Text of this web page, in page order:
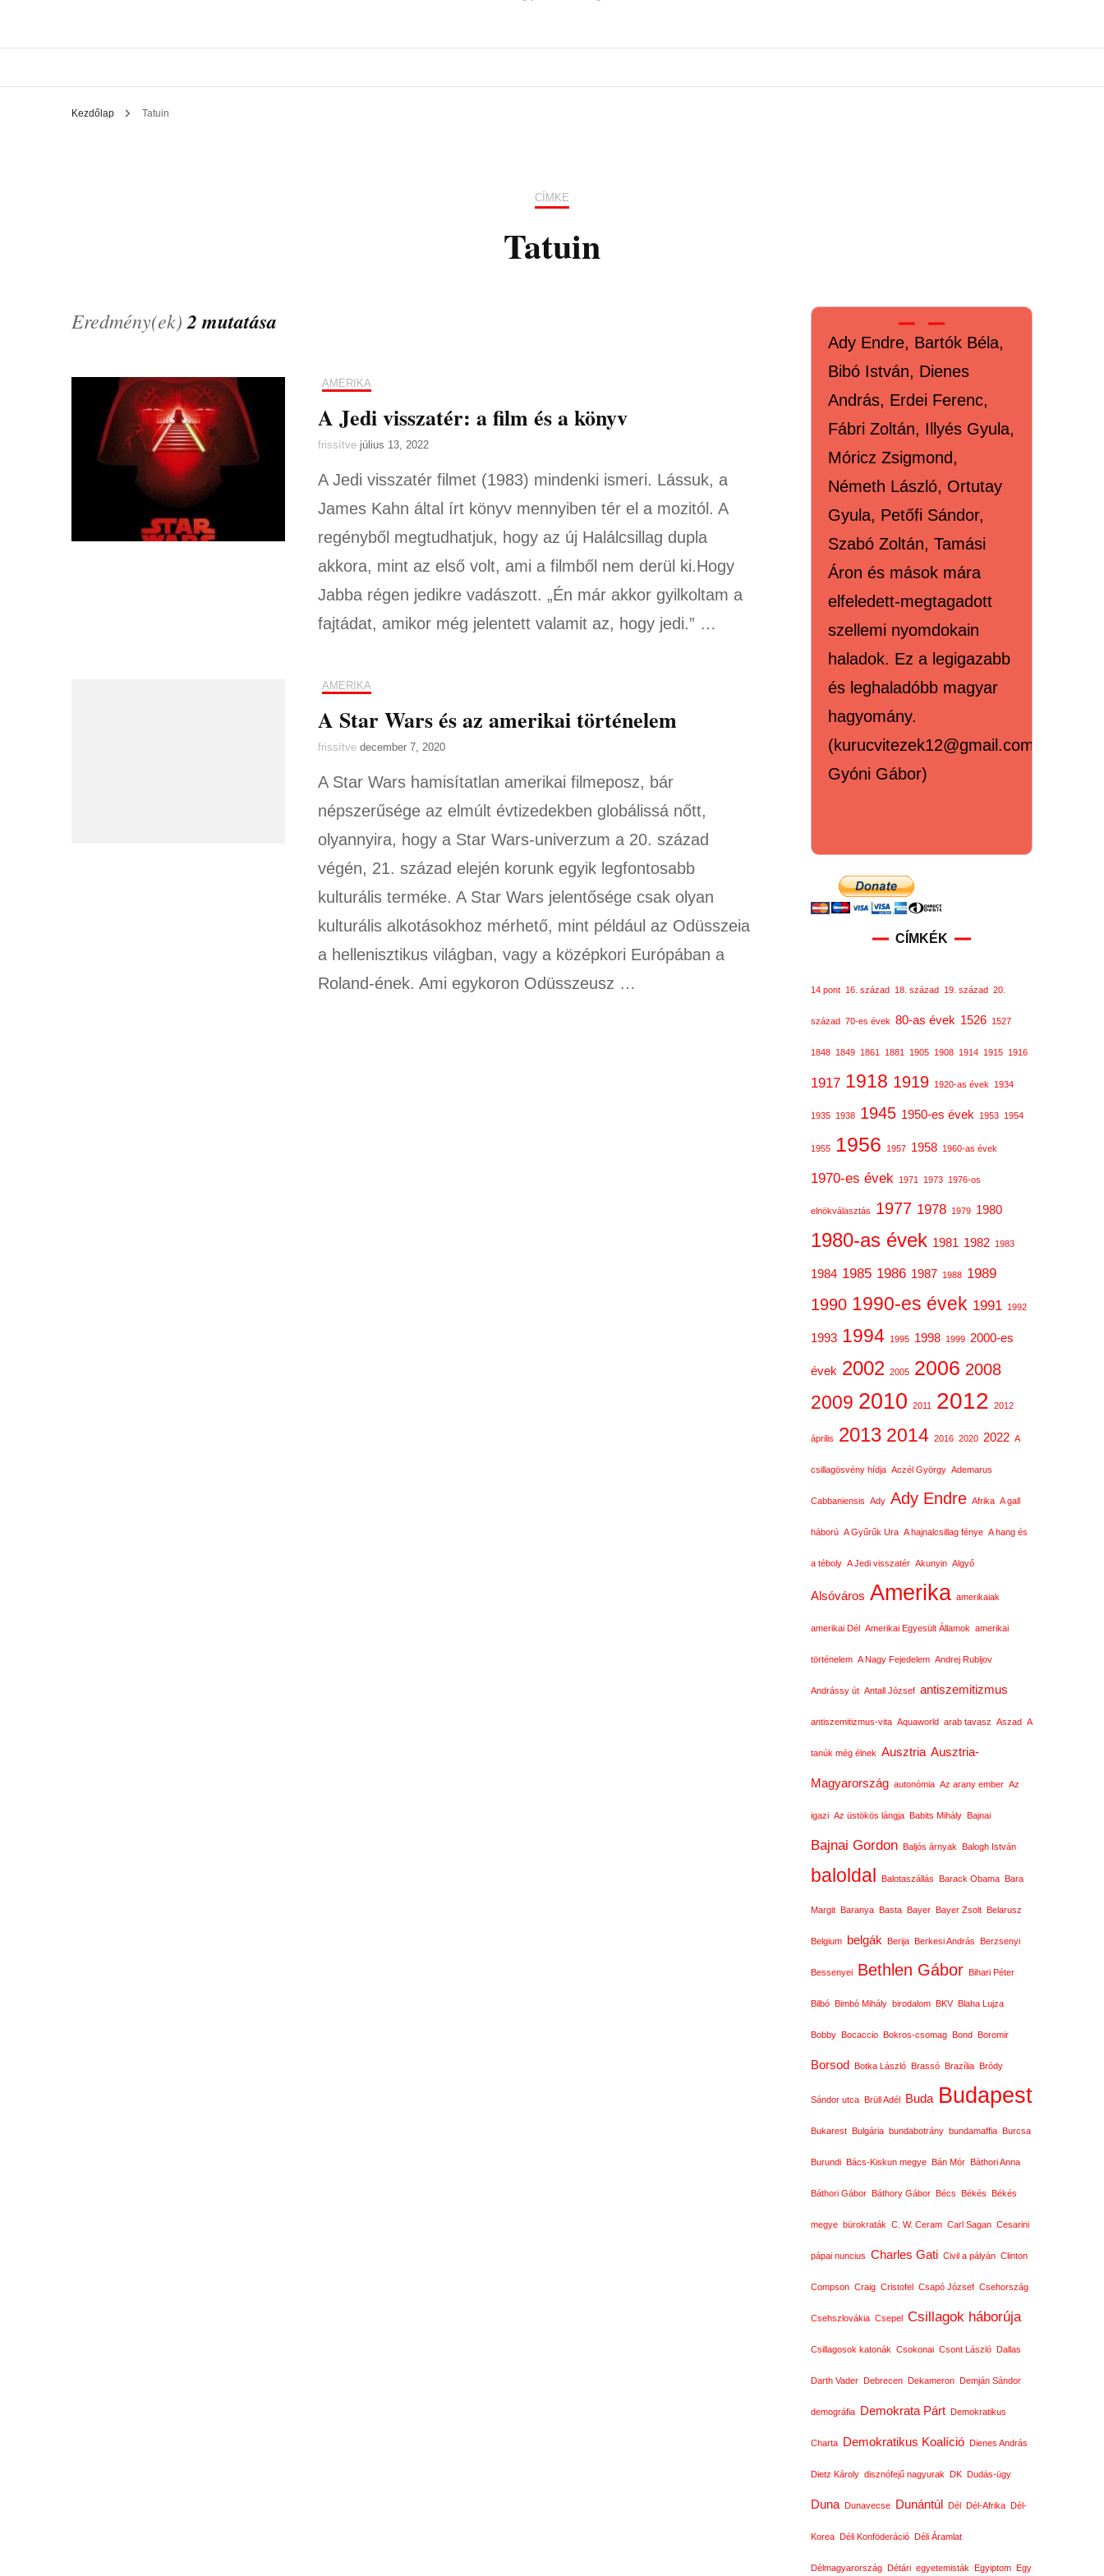
Kezdőlap Tatuin
CÍMKE
Tatuin
Eredmény(ek) 2 mutatása
AMERIKA
A Jedi visszatér: a film és a könyv
frissítve július 13, 2022
A Jedi visszatér filmet (1983) mindenki ismeri. Lássuk, a
James Kahn által írt könyv mennyiben tér el a mozitól. A
regényből megtudhatjuk, hogy az új Halálcsillag dupla
akkora, mint az első volt, ami a filmből nem derül ki.Hogy
Jabba régen jedikre vadászott. „Én már akkor gyilkoltam a
fajtádat, amikor még jelentett valamit az, hogy jedi.” …
AMERIKA
A Star Wars és az amerikai történelem
frissítve december 7, 2020
A Star Wars hamisítatlan amerikai filmeposz, bár
népszerűsége az elmúlt évtizedekben globálissá nőtt,
olyannyira, hogy a Star Wars-univerzum a 20. század
végén, 21. század elején korunk egyik legfontosabb
kulturális terméke. A Star Wars jelentősége csak olyan
kulturális alkotásokhoz mérhető, mint például az Odüsszeia
a hellenisztikus világban, vagy a középkori Európában a
Roland-ének. Ami egykoron Odüsszeusz …
Ady Endre, Bartók Béla,
Bibó István, Dienes
András, Erdei Ferenc,
Fábri Zoltán, Illyés Gyula,
Móricz Zsigmond,
Németh László, Ortutay
Gyula, Petőfi Sándor,
Szabó Zoltán, Tamási
Áron és mások mára
elfeledett-megtagadott
szellemi nyomdokain
haladok. Ez a legigazabb
és leghaladóbb magyar
hagyomány.
(kurucvitezek12@gmail.com,
Gyóni Gábor)
CÍMKÉK
14 pont 16. század 18. század 19. század 20.
század 70-es évek 80-as évek 1526 1527
1848 1849 1861 1881 1905 1908 1914 1915 1916
1917 1918 1919 1920-as évek 1934
1935 1938 1945 1950-es évek 1953 1954
1955 1956 1957 1958 1960-as évek
1970-es évek 1971 1973 1976-os
elnökválasztás 1977 1978 1979 1980
1980-as évek 1981 1982 1983
1984 1985 1986 1987 1988 1989
1990 1990-es évek 1991 1992
1993 1994 1995 1998 1999 2000-es
évek 2002 2005 2006 2008
2009 2010 2011 2012 2012
április 2013 2014 2016 2020 2022 A
csillagösvény hídja Aczél György Ademarus
Cabbaniensis Ady Ady Endre Afrika A gall
háború A Gyűrűk Ura A hajnalcsillag fénye A hang és
a téboly A Jedi visszatér Akunyin Algyő
Alsóváros Amerika amerikaiak
amerikai Dél Amerikai Egyesült Államok amerikai
történelem A Nagy Fejedelem Andrej Rubljov
Andrássy út Antall József antiszemitizmus
antiszemitizmus-vita Aquaworld arab tavasz Aszad A
tanúk még élnek Ausztria Ausztria-
Magyarország autonómia Az arany ember Az
igazi Az üstökös lángja Babits Mihály Bajnai
Bajnai Gordon Baljós árnyak Balogh István
baloldal Balotaszállás Barack Obama Bara
Margit Baranya Basta Bayer Bayer Zsolt Belarusz
Belgium belgák Berija Berkesi András Berzsenyi
Bessenyei Bethlen Gábor Bihari Péter
Bilbó Bimbó Mihály birodalom BKV Blaha Lujza
Bobby Bocaccio Bokros-csomag Bond Boromir
Borsod Botka László Brassó Brazília Bródy
Sándor utca Brüll Adél Buda Budapest
Bukarest Bulgária bundabotrány bundamaffia Burcsa
Burundi Bács-Kiskun megye Bán Mór Báthori Anna
Báthori Gábor Báthory Gábor Bécs Békés Békés
megye bürokraták C. W. Ceram Carl Sagan Cesarini
pápai nuncius Charles Gati Civil a pályán Clinton
Compson Craig Cristofel Csapó József Csehország
Csehszlovákia Csepel Csillagok háborúja
Csillagosok katonák Csokonai Csont László Dallas
Darth Vader Debrecen Dekameron Demján Sándor
demográfia Demokrata Párt Demokratikus
Charta Demokratikus Koalíció Dienes András
Dietz Károly disznófejű nagyurak DK Dudás-ügy
Duna Dunavecse Dunántúl Dél Dél-Afrika Dél-
Korea Déli Konföderáció Déli Áramlat
Délmagyarország Détári egyetemisták Egyiptom Egy